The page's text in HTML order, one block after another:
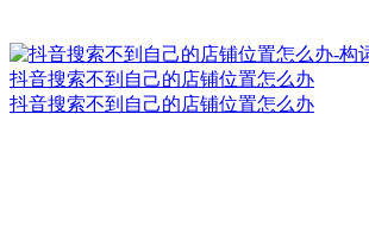
抖音搜索不到自己的店铺位置怎么办
抖音搜索不到自己的店铺位置怎么办